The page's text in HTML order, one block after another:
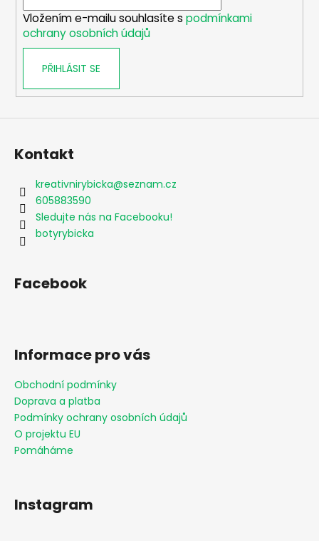
Vložením e-mailu souhlasíte s podmínkami
ochrany osobních údajů
PŘIHLÁSIT SE
Kontakt
kreativnirybicka@seznam.cz
605883590
Sledujte nás na Facebooku!
botyrybicka
Facebook
Informace pro vás
Obchodní podmínky
Doprava a platba
Podmínky ochrany osobních údajů
O projektu EU
Pomáháme
Instagram